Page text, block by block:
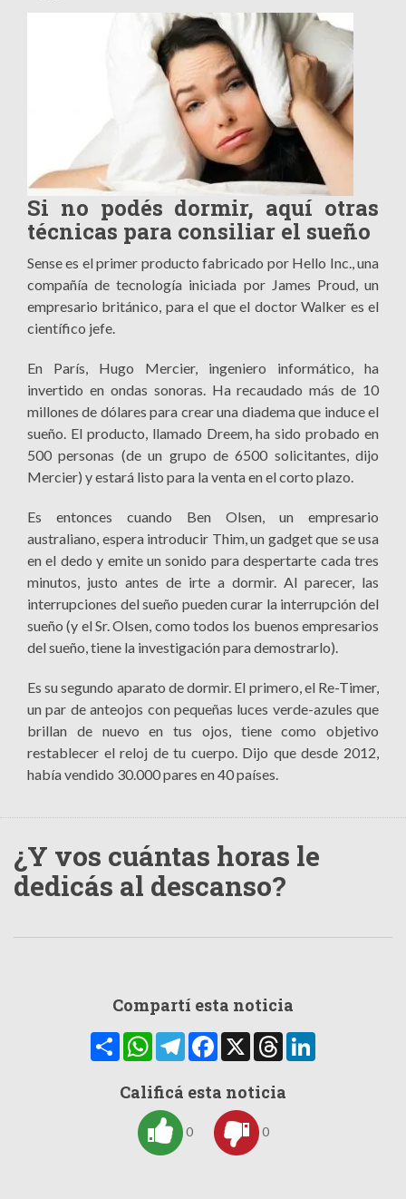
Si no podés dormir, aquí otras
técnicas para consiliar el sueño
Sense es el primer producto fabricado por Hello Inc., una
compañía de tecnología iniciada por James Proud, un
empresario británico, para el que el doctor Walker es el
científico jefe.
En París, Hugo Mercier, ingeniero informático, ha
invertido en ondas sonoras. Ha recaudado más de 10
millones de dólares para crear una diadema que induce el
sueño. El producto, llamado Dreem, ha sido probado en
500 personas (de un grupo de 6500 solicitantes, dijo
Mercier) y estará listo para la venta en el corto plazo.
Es entonces cuando Ben Olsen, un empresario
australiano, espera introducir Thim, un gadget que se usa
en el dedo y emite un sonido para despertarte cada tres
minutos, justo antes de irte a dormir. Al parecer, las
interrupciones del sueño pueden curar la interrupción del
sueño (y el Sr. Olsen, como todos los buenos empresarios
del sueño, tiene la investigación para demostrarlo).
Es su segundo aparato de dormir. El primero, el Re-Timer,
un par de anteojos con pequeñas luces verde-azules que
brillan de nuevo en tus ojos, tiene como objetivo
restablecer el reloj de tu cuerpo. Dijo que desde 2012,
había vendido 30.000 pares en 40 países.
¿Y vos cuántas horas le
dedicás al descanso?
Compartí esta noticia
CompartirWhatsAppTelegramFacebook
X Threads
Calificá esta noticia
0 0